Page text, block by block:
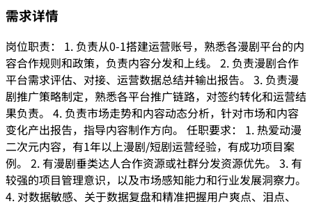
需求详情
岗位职责： 1. 负责从0-1搭建运营账号，熟悉各漫剧平台的内
容合作规则和政策，负责内容分发和上线。 2. 负责漫剧合作
平台需求评估、对接、运营数据总结并输出报告。 3. 负责漫
剧推广策略制定，熟悉各平台推广链路，对签约转化和运营结
果负责。 4. 负责市场走势和内容动态分析，针对市场和内容
变化产出报告，指导内容制作方向。 任职要求： 1. 热爱动漫
二次元内容，有1年以上漫剧/短剧运营经验，有成功项目案
例。 2. 有漫剧垂类达人合作资源或社群分发资源优先。 3. 有
较强的项目管理意识，以及市场感知能力和行业发展洞察力。
4. 对数据敏感、关于数据复盘和精准把握用户爽点、泪点、